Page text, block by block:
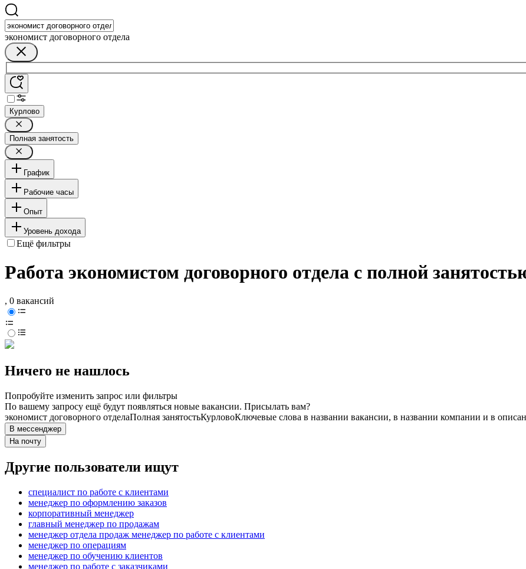
экономист договорного отдела
Курлово
Полная занятость
График
Рабочие часы
Опыт
Уровень дохода
Ещё фильтры
Работа экономистом договорного отдела с полной
, 0 вакансий
Ничего не нашлось
Попробуйте изменить запрос или фильтры
По вашему запросу ещё будут появляться новые вакансии. Присылать вам?
экономист договорного отделаПолная занятостьКурловоКлючевые слова в названии вакансии, в названии компании и в
В мессенджер
На почту
Другие пользователи ищут
специалист по работе с клиентами
менеджер по оформлению заказов
корпоративный менеджер
главный менеджер по продажам
менеджер отдела продаж менеджер по работе с клиентами
менеджер по операциям
менеджер по обучению клиентов
менеджер по работе с заказчиками